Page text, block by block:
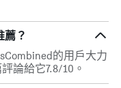
薦？
的用戶大力
論給它7.8/10。